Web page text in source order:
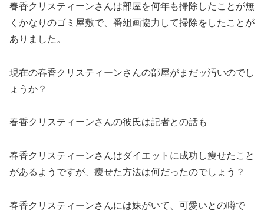
春香クリスティーンさんは部屋を何年も掃除したことが無
くかなりのゴミ屋敷で、番組画協力して掃除をしたことが
ありました。
現在の春香クリスティーンさんの部屋がまだッ汚いのでし
ょうか？
春香クリスティーンさんの彼氏は記者との話も
春香クリスティーンさんはダイエットに成功し痩せたこと
があるようですが、痩せた方法は何だったのでしょう？
春香クリスティーンさんには妹がいて、可愛いとの噂で